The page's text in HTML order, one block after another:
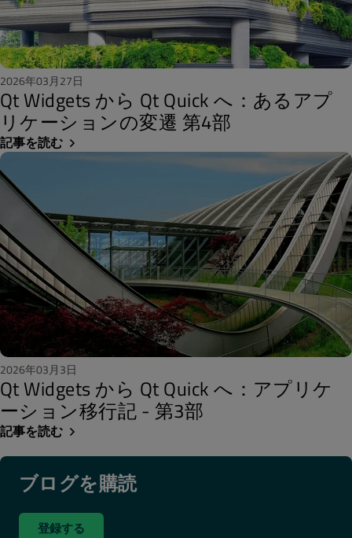
2026年03月27日
Qt Widgets から Qt Quick へ：あるアプ
リケーションの変遷 第4部
記事を読む
2026年03月3日
Qt Widgets から Qt Quick へ：アプリケ
ーション移行記 - 第3部
記事を読む
ブログを購読
登録する